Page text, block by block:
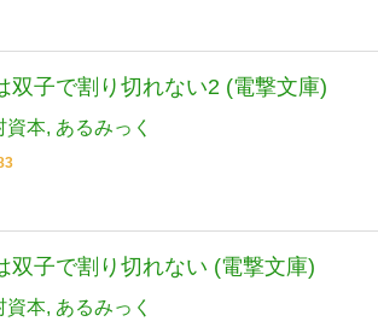
双子で割り切れない2 (電撃文庫)
資本 あるみっく
双子で割り切れない (電撃文庫)
資本 あるみっく